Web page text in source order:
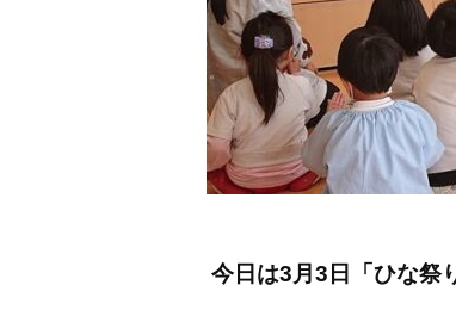
今日は3月3日「ひな祭